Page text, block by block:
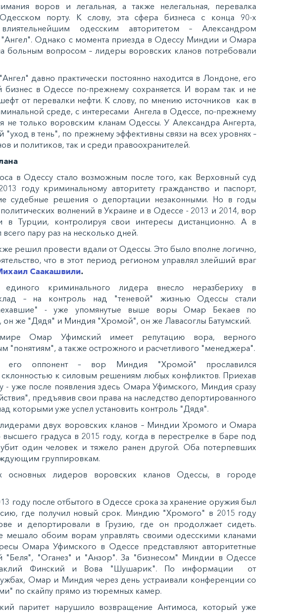
воров и легальная, а также нелегальная, перевалка
порту. К слову, эта сфера бизнеса с конца 90-х
влиятельнейшим одесским авторитетом – Александром
Однако с момента приезда в Одессу Миндии и Омара
больным вопросом – лидеры воровских кланов потребовали
давно практически постоянно находится в Лондоне, его
бизнес в Одессе по-прежнему сохраняется. И ворам так и не
от перевалки нефти. К слову, по мнению источников как в
среде, с интересами Ангела в Одессе, по-прежнему
не только воровским кланам Одессы. У Александра Ангерта,
"уход в тень", по прежнему эффективны связи на всех уровнях –
и политиков, так и среди правоохранителей.
в Одессу стало возможным после того, как Верховный суд
году криминальному авторитету гражданство и паспорт,
судебные решения о депортации незаконными. Но в годы
волнений в Украине и в Одессе - 2013 и 2014, вор
в Турции, контролируя свои интересы дистанционно. А в
пару раз на несколько дней.
решил провести вдали от Одессы. Это было вполне логично,
что в этот период регионом управлял злейший враг
Саакашвили.
единого криминального лидера внесло неразбериху в
– на контроль над "теневой" жизнью Одессы стали
- уже упомянутые выше воры Омар Бекаев по
же "Дядя" и Миндия "Хромой", он же Лавасоглы Батумский.
Омар Уфимский имеет репутацию вора, верного
"понятиям", а также острожного и расчетливого "менеджера".
оппонент – вор Миндия "Хромой" прославился
к силовым решениям любых конфликтов. Приехав
- уже после появления здесь Омара Уфимского, Миндия сразу
предъявив свои права на наследство депортированного
которыми уже успел установить контроль "Дядя".
двух воровских кланов – Миндии Хромого и Омара
градуса в 2015 году, когда в перестрелке в баре под
один человек и тяжело ранен другой. Оба потерпевших
группировкам.
основных лидеров воровских кланов Одессы, в городе
году после отбытого в Одессе срока за хранение оружия был
где получил новый срок. Миндию "Хромого" в 2015 году
и депортировали в Грузию, где он продолжает сидеть.
мешало обоим ворам управлять своими одесскими кланами
Омара Уфимского в Одессе представляют авторитетные
"Беля", "Оганез" и "Анзор". За "бизнесом" Миндии в Одессе
Финский и Вова "Шушарик". По информации от
Омар и Миндия через день устраивали конференции со
по скайпу прямо из тюремных камер.
паритет нарушило возвращение Антимоса, который уже